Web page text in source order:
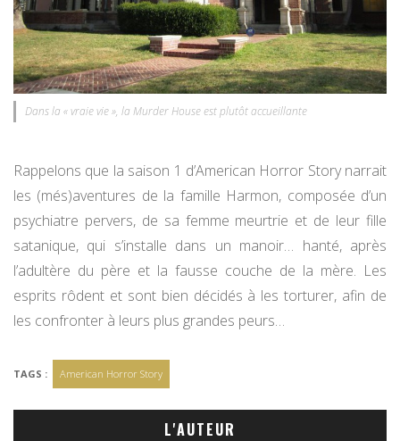
Dans la « vraie vie », la Murder House est plutôt accueillante
Rappelons que la saison 1 d’American Horror Story narrait
les (més)aventures de la famille Harmon, composée d’un
psychiatre pervers, de sa femme meurtrie et de leur fille
satanique, qui s’installe dans un manoir… hanté, après
l’adultère du père et la fausse couche de la mère. Les
esprits rôdent et sont bien décidés à les torturer, afin de
les confronter à leurs plus grandes peurs…
TAGS : American Horror Story
L'AUTEUR